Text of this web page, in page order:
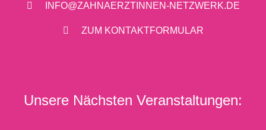
INFO@ZAHNAERZTINNEN-NETZWERK.DE
ZUM KONTAKTFORMULAR
Unsere Nächsten Veranstaltungen: